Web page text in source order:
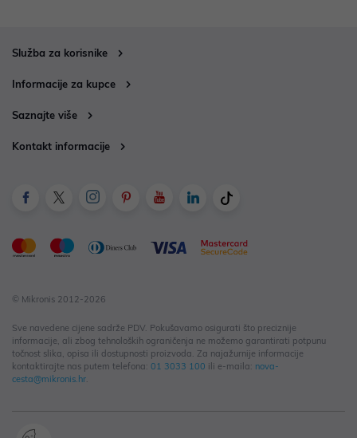
Služba za korisnike
Informacije za kupce
Saznajte više
Kontakt informacije
© Mikronis 2012-2026
Sve navedene cijene sadrže PDV. Pokušavamo osigurati što preciznije
informacije, ali zbog tehnoloških ograničenja ne možemo garantirati potpunu
točnost slika, opisa ili dostupnosti proizvoda. Za najažurnije informacije
kontaktirajte nas putem telefona: 01 3033 100 ili e-maila: nova-
cesta@mikronis.hr.